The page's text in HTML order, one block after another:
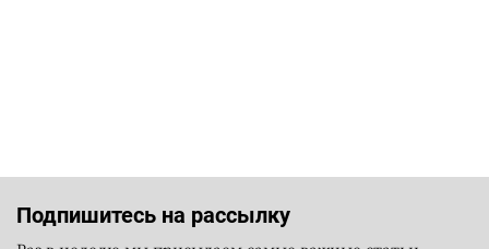
Подпишитесь на рассылку